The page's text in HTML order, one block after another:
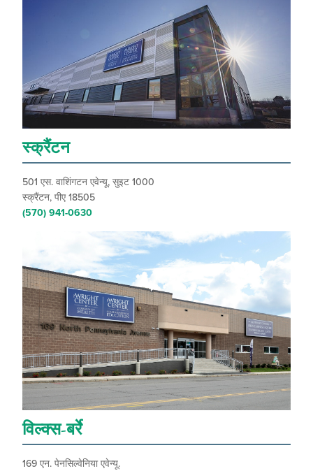
स्क्रैंटन
501 एस. वाशिंगटन एवेन्यू, सुइट 1000
स्क्रैंटन, पीए 18505
(570) 941-0630
विल्क्स-बर्रे
169 एन. पेनसिल्वेनिया एवेन्यू.